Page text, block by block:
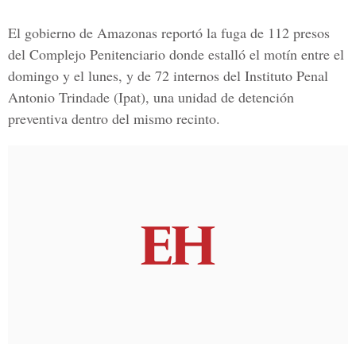
El gobierno de Amazonas reportó la fuga de 112 presos
del Complejo Penitenciario donde estalló el motín entre el
domingo y el lunes, y de 72 internos del Instituto Penal
Antonio Trindade (Ipat), una unidad de detención
preventiva dentro del mismo recinto.